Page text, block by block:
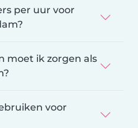
per uur voor
moet ik zorgen als
voor